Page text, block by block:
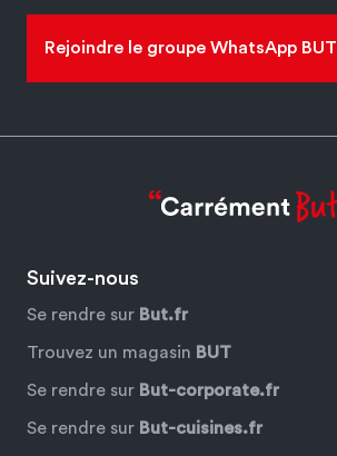
Rejoindre le groupe WhatsApp BUT
Suivez-nous
Se rendre sur But.fr
Trouvez un magasin BUT
Se rendre sur But-corporate.fr
Se rendre sur But-cuisines.fr